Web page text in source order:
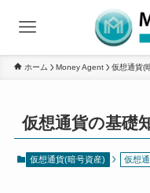
ホーム Money Agent 仮想通貨(
仮想通貨の基礎
仮想通貨(暗号資産) 仮想